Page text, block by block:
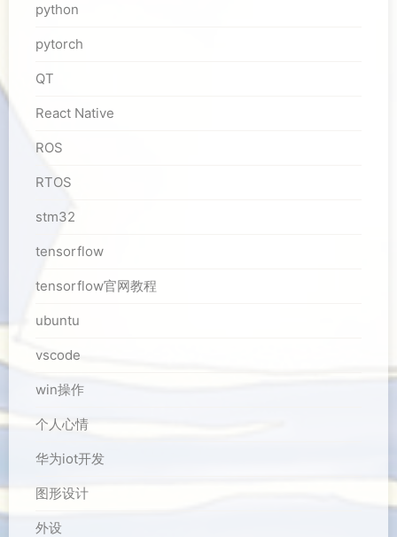
python
pytorch
QT
React Native
ROS
RTOS
stm32
tensorflow
tensorflow官网教程
ubuntu
vscode
win操作
个人心情
华为iot开发
图形设计
外设